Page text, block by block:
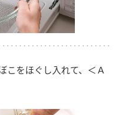
こをほぐし入れて、＜Ａ